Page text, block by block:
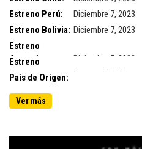
Estreno Perú:
Diciembre 7, 2023
Estreno Bolivia: Diciembre 7, 2023
Estreno
Argentina:
Diciembre 7, 2023
Estreno
Ecuador:
Agosto 7, 2026
País de Origen:
Ver más